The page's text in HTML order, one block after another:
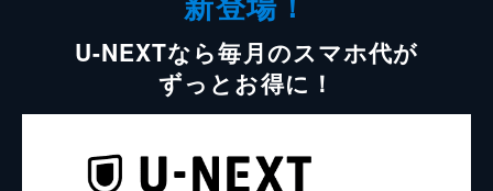
U-NEXTなら毎月のスマホ代が
ずっとお得に！